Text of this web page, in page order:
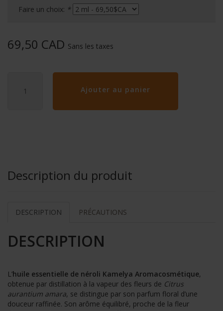
Faire un choix: *
69,50 CAD Sans les taxes
Ajouter au panier
Description du produit
DESCRIPTION PRÉCAUTIONS
DESCRIPTION
L’huile essentielle de néroli Kamelya Aromacosmétique,
obtenue par distillation à la vapeur des fleurs de Citrus
aurantium amara, se distingue par son parfum floral d’une
douceur raffinée. Son arôme équilibré, proche de la fleur